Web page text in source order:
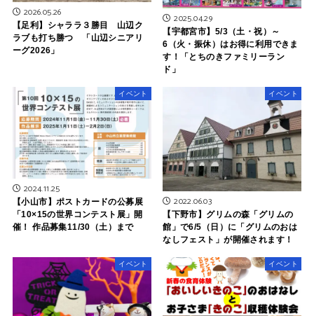
2026.05.26
【足利】シャララ３勝目 山辺ク
ラブも打ち勝つ 「山辺シニアリ
ーグ2026」
2025.04.29
【宇都宮市】5/3（土・祝）～
6（火・振休）はお得に利用できま
す！「とちのきファミリーラン
ド」
イベント
2024.11.25
【小山市】ポストカードの公募展
「10×15の世界コンテスト展」開
催！ 作品募集11/30（土）まで
イベント
2022.06.03
【下野市】グリムの森「グリムの
館」で6/5（日）に「グリムのおは
なしフェスト」が開催されます！
イベント イベント